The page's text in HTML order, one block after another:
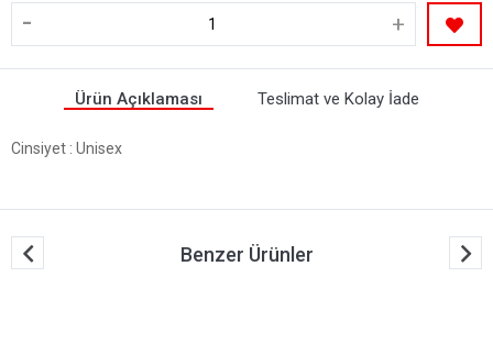
- +
Ürün Açıklaması Teslimat ve Kolay İade
Cinsiyet : Unisex
Benzer Ürünler